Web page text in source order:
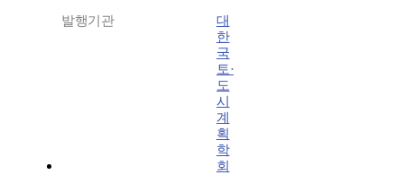
발행기관
대
한
국
토·
도
시
계
획
학
회